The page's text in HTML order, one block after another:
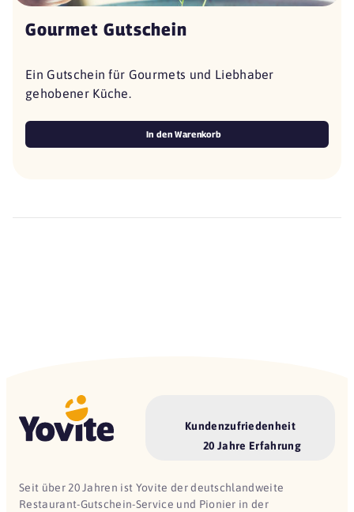
Gourmet Gutschein
Ein Gutschein für Gourmets und Liebhaber
gehobener Küche.
In den Warenkorb
Kundenzufriedenheit
20 Jahre Erfahrung
Seit über 20 Jahren ist Yovite der deutschlandweite
Restaurant-Gutschein-Service und Pionier in der